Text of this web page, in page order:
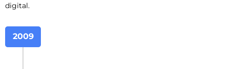
digital.
2009